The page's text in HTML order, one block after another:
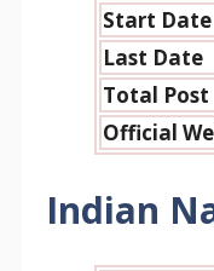
Start Date
Last Date
Total Post
Official
Indian